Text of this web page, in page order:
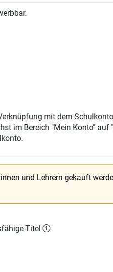
mit dem
im Bereich "Mein Konto" auf
und Lehrern gekauft
Titel